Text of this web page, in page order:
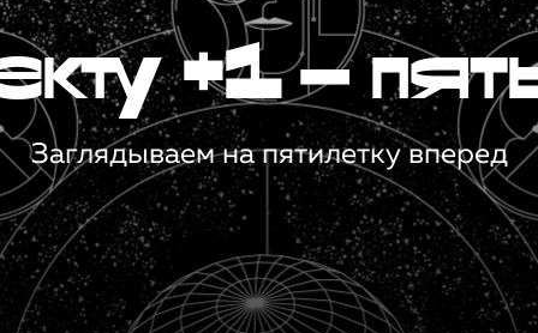
+1 —
Заглядываем на пятилетку вперед